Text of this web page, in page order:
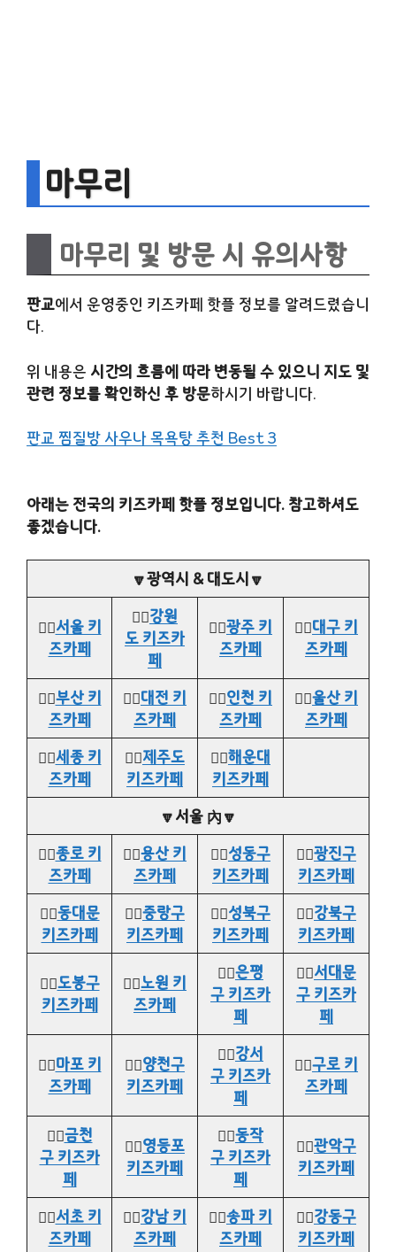
마무리
마무리 및 방문 시 유의사항
판교에서 운영중인 키즈카페 핫플 정보를 알려드렸습니
다.
위 내용은 시간의 흐름에 따라 변동될 수 있으니 지도 및
관련 정보를 확인하신 후 방문하시기 바랍니다.
판교 찜질방 사우나 목욕탕 추천 Best 3
아래는 전국의 키즈카페 핫플 정보입니다. 참고하셔도
좋겠습니다.
🔽광역시 & 대도시🔽
👉🏻서울 키
즈카페
👉🏻강원
도 키즈카
페
👉🏻광주 키
즈카페
👉🏻대구 키
즈카페
👉🏻부산 키
즈카페
👉🏻대전 키
즈카페
👉🏻인천 키
즈카페
👉🏻울산 키
즈카페
👉🏻세종 키
즈카페
👉🏻제주도
키즈카페
👉🏻해운대
키즈카페
🔽서울 內🔽
👉🏻종로 키
즈카페
👉🏻용산 키
즈카페
👉🏻성동구
키즈카페
👉🏻광진구
키즈카페
👉🏻동대문
키즈카페
👉🏻중랑구
키즈카페
👉🏻성북구
키즈카페
👉🏻강북구
키즈카페
👉🏻도봉구
키즈카페
👉🏻노원 키
즈카페
👉🏻은평
구 키즈카
페
👉🏻서대문
구 키즈카
페
👉🏻마포 키
즈카페
👉🏻양천구
키즈카페
👉🏻강서
구 키즈카
페
👉🏻구로 키
즈카페
👉🏻금천
구 키즈카
페
👉🏻영등포
키즈카페
👉🏻동작
구 키즈카
페
👉🏻관악구
키즈카페
👉🏻서초 키
즈카페
👉🏻강남 키
즈카페
👉🏻송파 키
즈카페
👉🏻강동구
키즈카페